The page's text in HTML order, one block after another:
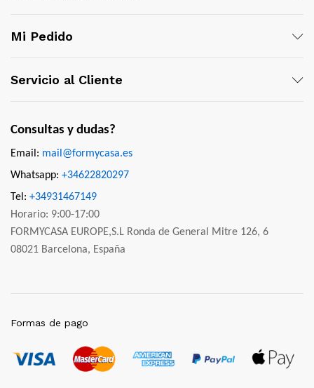
Mi Pedido
Servicio al Cliente
Consultas y dudas?
Email: mail@formycasa.es
Whatsapp: +34622820297
Tel: +34931467149
Horario: 9:00-17:00
FORMYCASA EUROPE,S.L Ronda de General Mitre 126, 6
08021 Barcelona, España
Formas de pago